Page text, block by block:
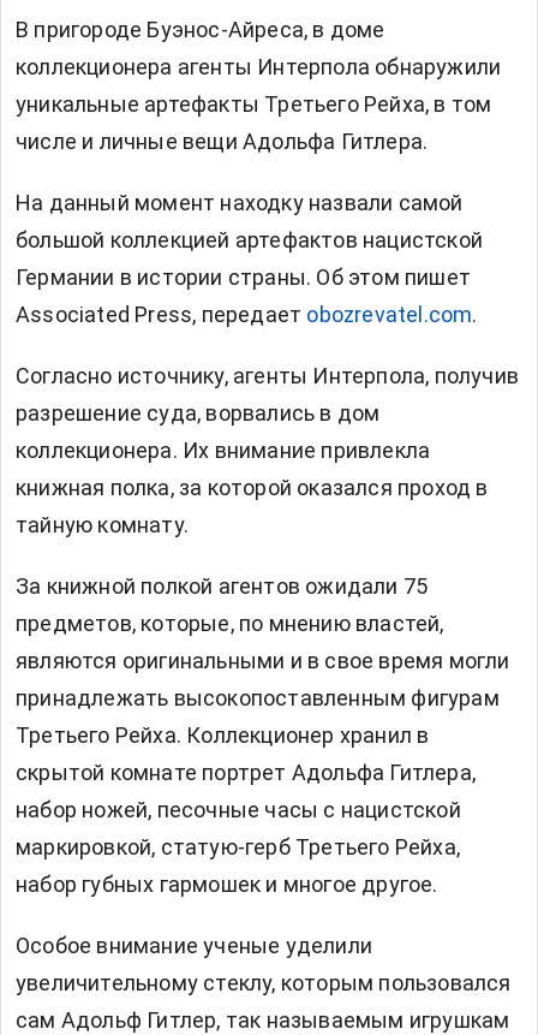
В пригороде Буэнос-Айреса, в доме
коллекционера агенты Интерпола обнаружили
уникальные артефакты Третьего Рейха, в том
числе и личные вещи Адольфа Гитлера.
На данный момент находку назвали самой
большой коллекцией артефактов нацистской
Германии в истории страны. Об этом пишет
Associated Press, передает obozrevatel.com.
Согласно источнику, агенты Интерпола, получив
разрешение суда, ворвались в дом
коллекционера. Их внимание привлекла
книжная полка, за которой оказался проход в
тайную комнату.
За книжной полкой агентов ожидали 75
предметов, которые, по мнению властей,
являются оригинальными и в свое время могли
принадлежать высокопоставленным фигурам
Третьего Рейха. Коллекционер хранил в
скрытой комнате портрет Адольфа Гитлера,
набор ножей, песочные часы с нацистской
маркировкой, статую-герб Третьего Рейха,
набор губных гармошек и многое другое.
Особое внимание ученые уделили
увеличительному стеклу, которым пользовался
сам Адольф Гитлер, так называемым игрушкам